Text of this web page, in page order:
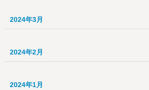
2024年3月
2024年2月
2024年1月